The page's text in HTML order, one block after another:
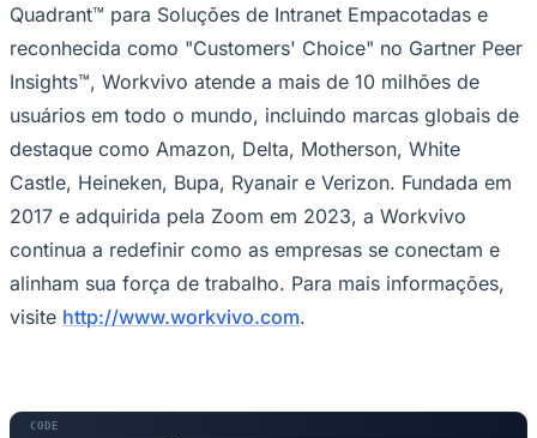
Vasco
Quadrant™ para Soluções de Intranet Empacotadas e
reconhecida como "Customers' Choice" no Gartner Peer
Insights™, Workvivo atende a mais de 10 milhões de
usuários em todo o mundo, incluindo marcas globais de
destaque como Amazon, Delta, Motherson, White
Castle, Heineken, Bupa, Ryanair e Verizon. Fundada em
2017 e adquirida pela Zoom em 2023, a Workvivo
continua a redefinir como as empresas se conectam e
alinham sua força de trabalho. Para mais informações,
visite http://www.workvivo.com.